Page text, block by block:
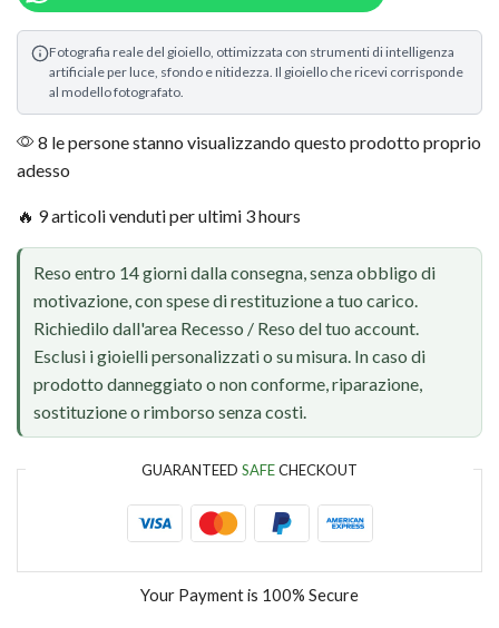
Fotografia reale del gioiello, ottimizzata con strumenti di intelligenza
artificiale per luce, sfondo e nitidezza. Il gioiello che ricevi corrisponde
al modello fotografato.
8 le persone stanno visualizzando questo prodotto proprio
adesso
🔥 9 articoli venduti per ultimi 3 hours
Reso entro 14 giorni dalla consegna, senza obbligo di
motivazione, con spese di restituzione a tuo carico.
Richiedilo dall'area Recesso / Reso del tuo account.
Esclusi i gioielli personalizzati o su misura. In caso di
prodotto danneggiato o non conforme, riparazione,
sostituzione o rimborso senza costi.
GUARANTEED SAFECHECKOUT
Your Payment is 100% Secure